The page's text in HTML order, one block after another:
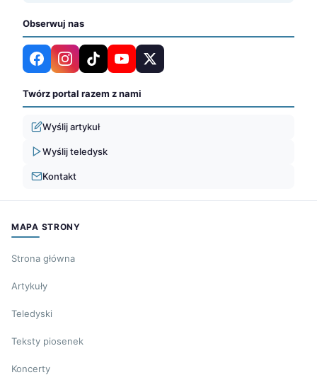
Obserwuj nas
Twórz portal razem z nami
Wyślij artykuł
Wyślij teledysk
Kontakt
MAPA STRONY
Strona główna
Artykuły
Teledyski
Teksty piosenek
Koncerty